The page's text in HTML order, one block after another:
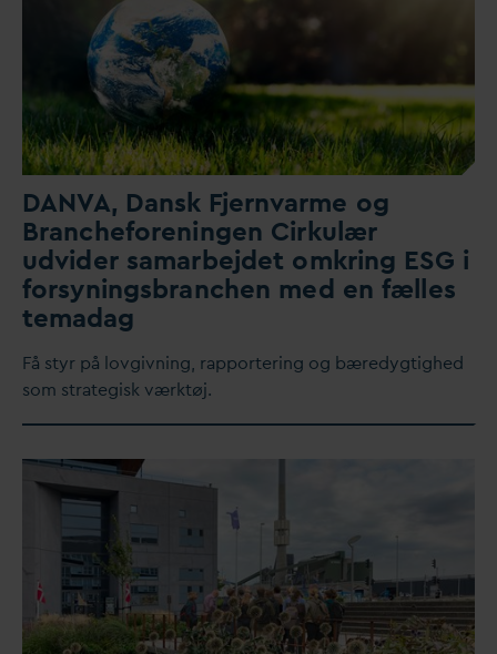
DANVA, Dansk Fjernvarme og
Brancheforeningen Cirkulær
udvider samarbejdet omkring ESG i
forsyningsbranchen med en fælles
temadag
Få styr på lovgivning, rapportering og bæredygtighed
som strategisk værktøj.